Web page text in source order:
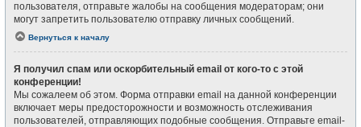
пользователя, отправьте жалобы на сообщения модераторам; они
могут запретить пользователю отправку личных сообщений.
Вернуться к началу
Я получил спам или оскорбительный email от кого-то с этой
конференции!
Мы сожалеем об этом. Форма отправки email на данной конференции
включает меры предосторожности и возможность отслеживания
пользователей, отправляющих подобные сообщения. Отправьте email-